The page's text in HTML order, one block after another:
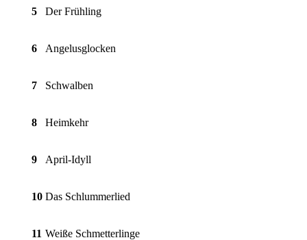
5 Der Frühling
6 Angelusglocken
7 Schwalben
8 Heimkehr
9 April-Idyll
10 Das Schlummerlied
11 Weiße Schmetterlinge